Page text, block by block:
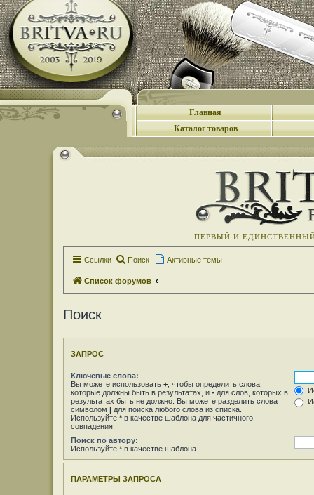
Главная
Каталог товаров
ПЕРВЫЙ И
Ссылки Поиск Активные темы
Список форумов
Поиск
ЗАПРОС
Ключевые слова:
Вы можете использовать + , чтобы определить слова,
которые должны быть в результатах, и - для слов, которых в
результатах быть не должно. Вы можете разделить слова
символом | для поиска любого слова из списка.
Используйте * в качестве шаблона для частичного
совпадения.
Поиск по автору:
Используйте * в качестве шаблона.
ПАРАМЕТРЫ ЗАПРОСА